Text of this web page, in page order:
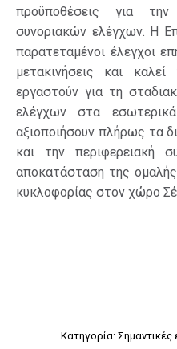
προϋποθέσεις για
συνοριακών ελέγχων. Η
παρατεταμένοι έλεγχοι
μετακινήσεις και
εργαστούν για τη
ελέγχων στα
αξιοποιήσουν πλήρως τα
και την περιφερειακή
αποκατάσταση της ομαλής
κυκλοφορίας στον χώρο
Κατηγορία: Σημαντικές